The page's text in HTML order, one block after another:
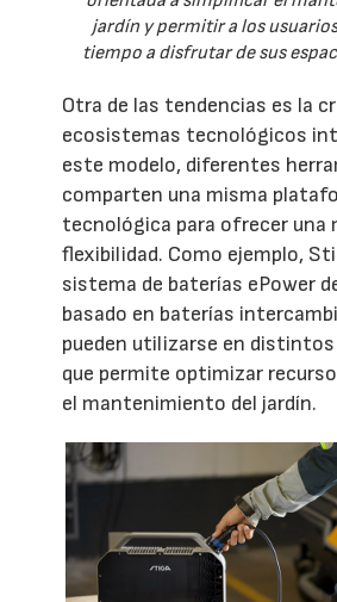
jardín y permitir a los
tiempo a disfrutar de sus
Otra de las tendencias es la
ecosistemas tecnológicos
este modelo, diferentes
comparten una misma
tecnológica para ofrecer una
flexibilidad. Como ejemplo,
sistema de baterías ePower
basado en baterías
pueden utilizarse en distintos
que permite optimizar
el mantenimiento del jardín.